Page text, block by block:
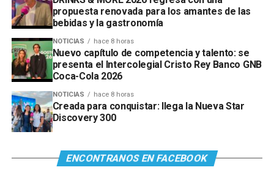
propuesta renovada para los amantes de las
bebidas y la gastronomía
NOTICIAS hace 8 horas
Nuevo capítulo de competencia y talento: se
presenta el Intercolegial Cristo Rey Banco GNB
Coca-Cola 2026
NOTICIAS hace 8 horas
Creada para conquistar: llega la Nueva Star
Discovery 300
ENCONTRANOS EN FACEBOOK